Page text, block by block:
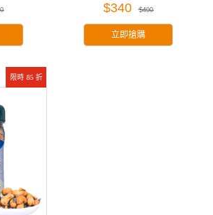
$340 $400
立即搶購
限時 85 折